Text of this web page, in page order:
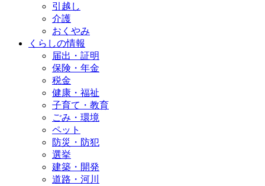
引越し
介護
おくやみ
くらしの情報
届出・証明
保険・年金
税金
健康・福祉
子育て・教育
ごみ・環境
ペット
防災・防犯
選挙
建築・開発
道路・河川